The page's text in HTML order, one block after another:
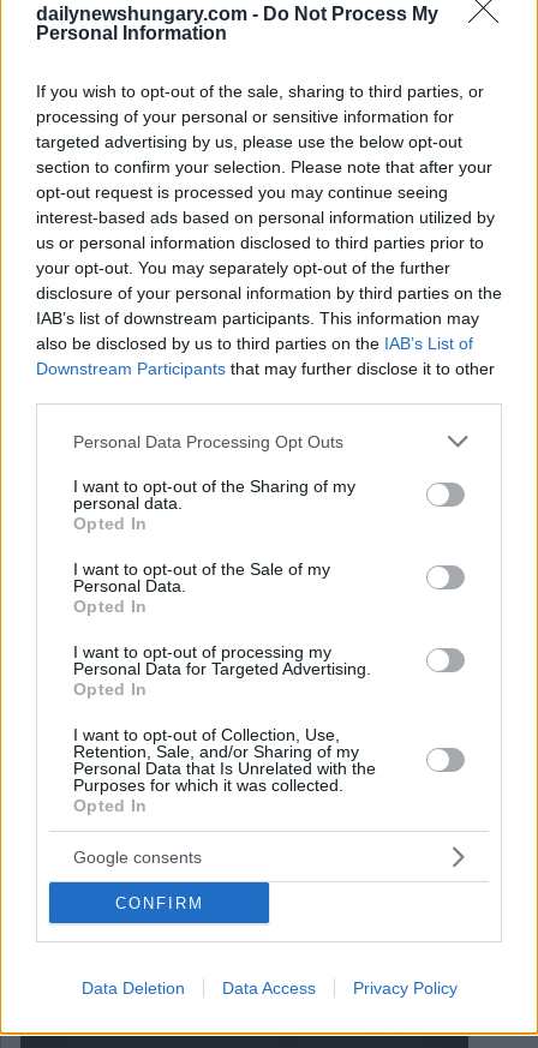
dailynewshungary.com - Do Not Process My
Personal Information
If you wish to opt-out of the sale, sharing to third parties, or
processing of your personal or sensitive information for
targeted advertising by us, please use the below opt-out
section to confirm your selection. Please note that after your
opt-out request is processed you may continue seeing
interest-based ads based on personal information utilized by
us or personal information disclosed to third parties prior to
your opt-out. You may separately opt-out of the further
disclosure of your personal information by third parties on the
IAB’s list of downstream participants. This information may
also be disclosed by us to third parties on the IAB’s List of
Downstream Participants that may further disclose it to other
Please note that this website/app uses one or more Google
not limited to your visit or usage behaviour. You may click to
grant or deny consent to Google and its third-party tags to
use your data for below specified purposes in below Google
consent section.
Personal Data Processing Opt Outs
I want to opt-out of the Sharing of my
personal data.
Opted In
I want to opt-out of the Sale of my
Personal Data.
Opted In
I want to opt-out of processing my
Personal Data for Targeted Advertising.
Opted In
I want to opt-out of Collection, Use,
Retention, Sale, and/or Sharing of my
Personal Data that Is Unrelated with the
Purposes for which it was collected.
Opted In
Google consents
CONFIRM
Data Deletion Data Access Privacy Policy
April 28, 2026
Es dauert sehr lange, in Ungarn einen neuen Job zu finden
April 24, 2026
Die wahren Kosten einer Einstellung in Ungarn: Ein
strategischer Leitfaden für ausländische
Entscheidungsträger